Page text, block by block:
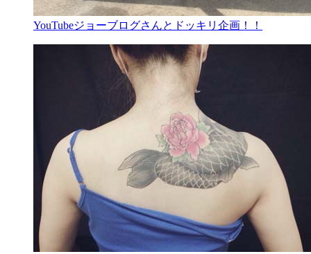
YouTubeジョーブログさんとドッキリ企画！！